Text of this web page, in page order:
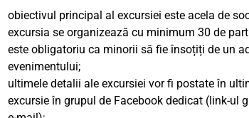
obiectivul principal al excursiei este acela de
excursia se organizează cu minimum 30 de
este obligatoriu ca minorii să fie însoțiți de un
evenimentului;
ultimele detalii ale excursiei vor fi postate în
excursie în grupul de Facebook dedicat (link-ul